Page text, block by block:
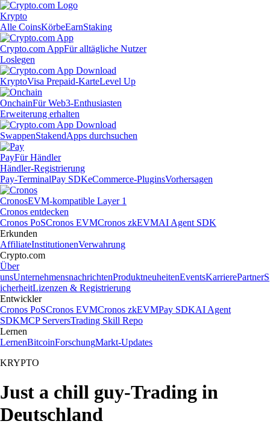
Krypto
Alle CoinsKörbeEarnStaking
Crypto.com AppFür alltägliche Nutzer
Loslegen
KryptoVisa Prepaid-KarteLevel Up
OnchainFür Web3-Enthusiasten
Erweiterung erhalten
SwappenStakendApps durchsuchen
PayFür Händler
Händler-Registrierung
Pay-TerminalPay SDKeCommerce-PluginsVorhersagen
CronosEVM-kompatible Layer 1
Cronos entdecken
Cronos PoSCronos EVMCronos zkEVMAI Agent SDK
Erkunden
AffiliateInstitutionenVerwahrung
Crypto.com
Über
unsUnternehmensnachrichtenProduktneuheitenEventsKarrierePartnerS
icherheitLizenzen & Registrierung
Entwickler
Cronos PoSCronos EVMCronos zkEVMPay SDKAI Agent
SDKMCP ServersTrading Skill Repo
Lernen
LernenBitcoinForschungMarkt-Updates
KRYPTO
Just a chill guy-Trading in
Deutschland